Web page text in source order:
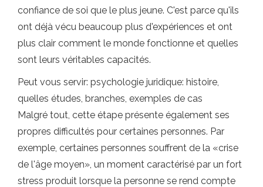
confiance de soi que le plus jeune. C'est parce qu'ils
ont déjà vécu beaucoup plus d'expériences et ont
plus clair comment le monde fonctionne et quelles
sont leurs véritables capacités.
Peut vous servir: psychologie juridique: histoire,
quelles études, branches, exemples de cas
Malgré tout, cette étape présente également ses
propres difficultés pour certaines personnes. Par
exemple, certaines personnes souffrent de la «crise
de l'âge moyen», un moment caractérisé par un fort
stress produit lorsque la personne se rend compte